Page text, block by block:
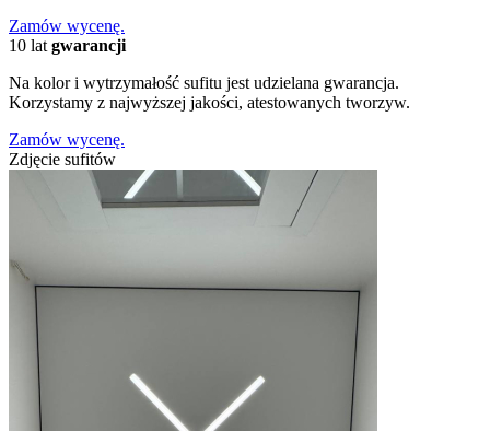
Zamów wycenę.
10 lat gwarancji
Na kolor i wytrzymałość sufitu jest udzielana gwarancja.
Korzystamy z najwyższej jakości, atestowanych tworzyw.
Zamów wycenę.
Zdjęcie sufitów